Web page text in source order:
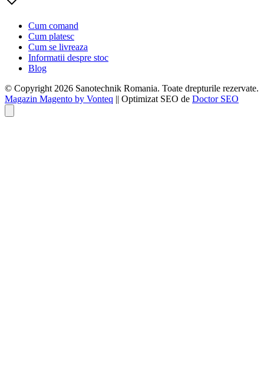
Cum comand
Cum platesc
Cum se livreaza
Informatii despre stoc
Blog
© Copyright 2026 Sanotechnik Romania. Toate drepturile rezervate.
Magazin Magento by Vonteq || Optimizat SEO de Doctor SEO